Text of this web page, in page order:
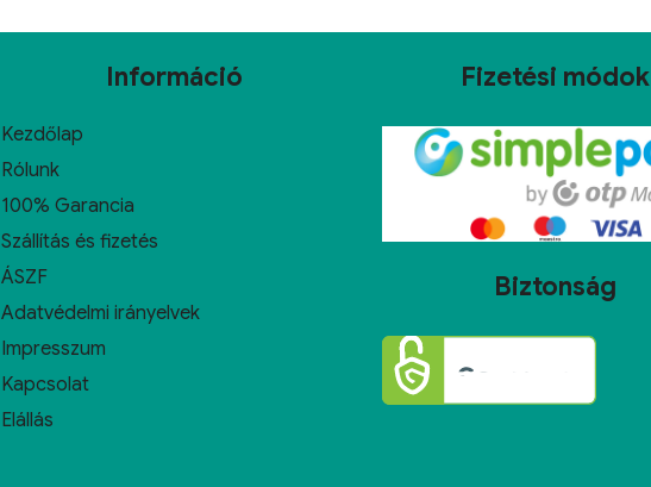
Információ
Kezdőlap
Rólunk
100% Garancia
Szállítás és fizetés
ÁSZF
Adatvédelmi irányelvek
Impresszum
Kapcsolat
Elállás
Fizetési módok
Biztonság